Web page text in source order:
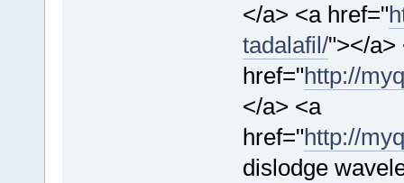
</a> <a href="
tadalafil/"></a>
href="http://
</a> <a
href="http://
dislodge